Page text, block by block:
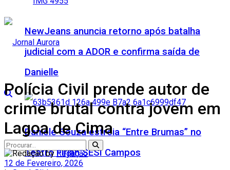
NewJeans anuncia retorno após batalha
judicial com a ADOR e confirma saída de
Danielle
Daniele Souza estreia “Entre Brumas” no
Teatro Firjan SESI Campos
Polícia Civil prende autor de
crime brutal contra jovem em
Lagoa de Cima
by Redação
12 de Fevereiro, 2026